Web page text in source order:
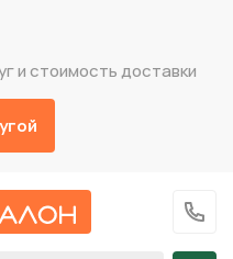
и стоимость доставки
главную
+7